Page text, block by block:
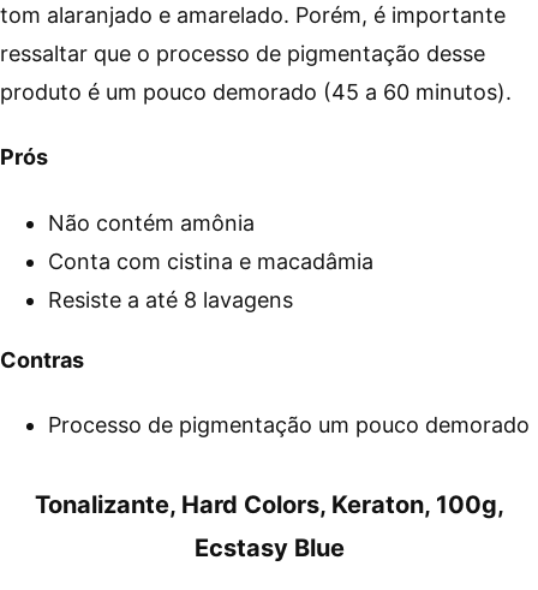
tom alaranjado e amarelado. Porém, é importante
ressaltar que o processo de pigmentação desse
produto é um pouco demorado (45 a 60 minutos).
Prós
Não contém amônia
Conta com cistina e macadâmia
Resiste a até 8 lavagens
Contras
Processo de pigmentação um pouco demorado
Tonalizante, Hard Colors, Keraton, 100g,
Ecstasy Blue